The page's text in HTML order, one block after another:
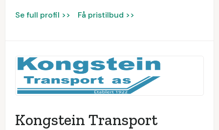
Se full profil >> Få pristilbud >>
Kongstein Transport